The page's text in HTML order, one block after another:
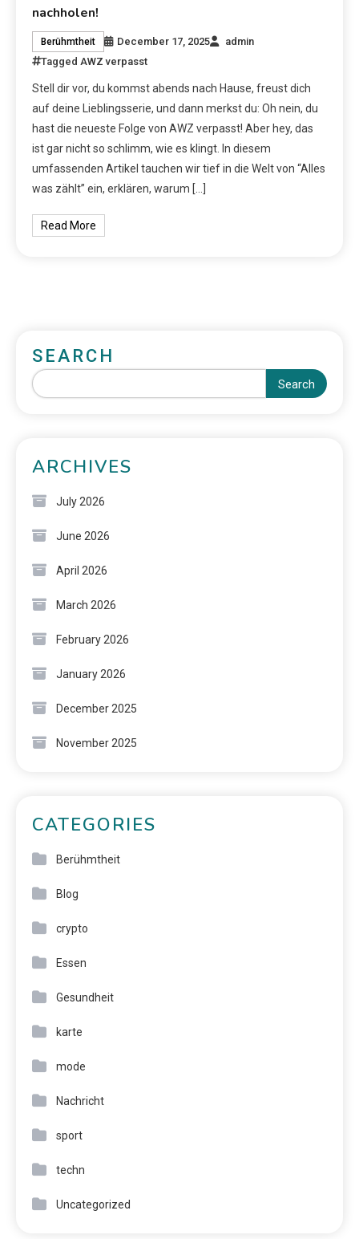
nachholen!
Berühmtheit December 17, 2025
admin
Tagged AWZ verpasst
Stell dir vor, du kommst abends nach Hause, freust dich
auf deine Lieblingsserie, und dann merkst du: Oh nein, du
hast die neueste Folge von AWZ verpasst! Aber hey, das
ist gar nicht so schlimm, wie es klingt. In diesem
umfassenden Artikel tauchen wir tief in die Welt von “Alles
was zählt” ein, erklären, warum […]
Read More
SEARCH
Search
ARCHIVES
July 2026
June 2026
April 2026
March 2026
February 2026
January 2026
December 2025
November 2025
CATEGORIES
Berühmtheit
Blog
crypto
Essen
Gesundheit
karte
mode
Nachricht
sport
techn
Uncategorized